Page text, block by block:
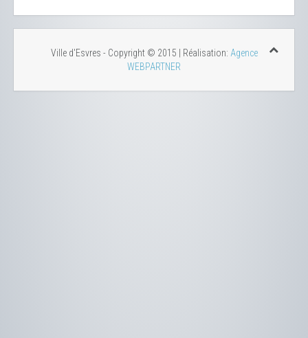
Ville d'Esvres - Copyright © 2015 | Réalisation: Agence
WEBPARTNER